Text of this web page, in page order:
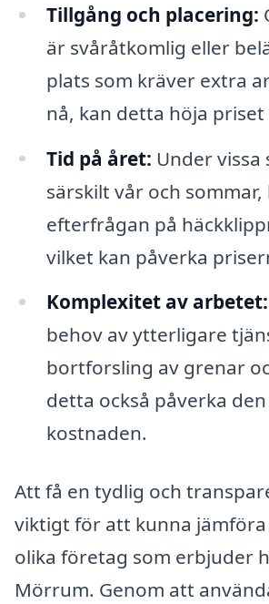
Tillgång och placering:
är svåråtkomlig eller
plats som kräver extra
nå, kan detta höja
Tid på året: Under vissa
särskilt vår och sommar,
efterfrågan på
vilket kan påverka
Komplexitet av arbetet:
behov av ytterligare
bortforsling av grenar
detta också påverka
kostnaden.
Att få en tydlig och
viktigt för att kunna
olika företag som erbjuder
Mörrum. Genom att